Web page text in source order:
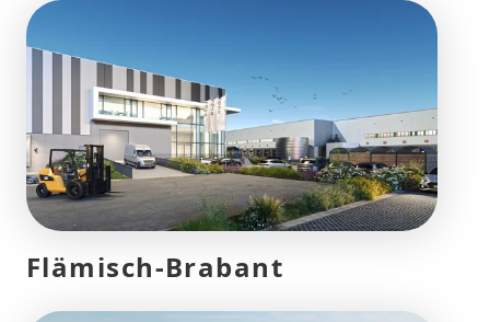
Flämisch-Brabant